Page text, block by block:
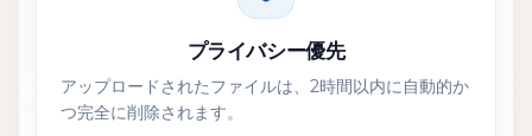
プライバシー優先
アップロードされたファイルは、2時間以内に自動的か
つ完全に削除されます。